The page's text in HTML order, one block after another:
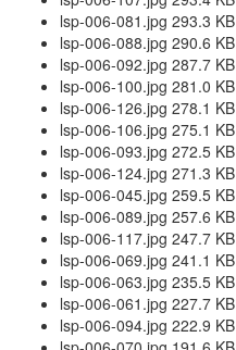
lsp-006-081.jpg 293.3 KB
lsp-006-088.jpg 290.6 KB
lsp-006-092.jpg 287.7 KB
lsp-006-100.jpg 281.0 KB
lsp-006-126.jpg 278.1 KB
lsp-006-106.jpg 275.1 KB
lsp-006-093.jpg 272.5 KB
lsp-006-124.jpg 271.3 KB
lsp-006-045.jpg 259.5 KB
lsp-006-089.jpg 257.6 KB
lsp-006-117.jpg 247.7 KB
lsp-006-069.jpg 241.1 KB
lsp-006-063.jpg 235.5 KB
lsp-006-061.jpg 227.7 KB
lsp-006-094.jpg 222.9 KB